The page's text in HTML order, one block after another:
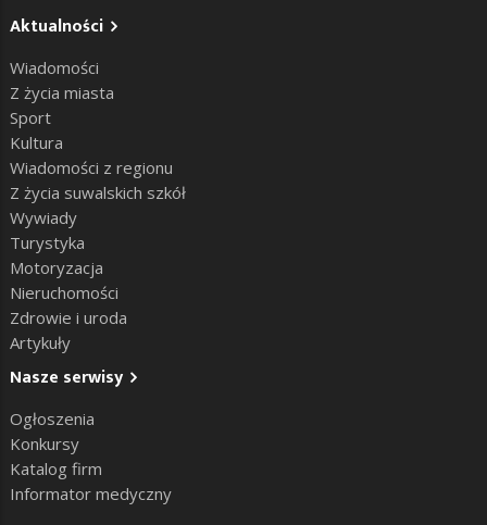
Aktualności
Wiadomości
Z życia miasta
Sport
Kultura
Wiadomości z regionu
Z życia suwalskich szkół
Wywiady
Turystyka
Motoryzacja
Nieruchomości
Zdrowie i uroda
Artykuły
Nasze serwisy
Ogłoszenia
Konkursy
Katalog firm
Informator medyczny